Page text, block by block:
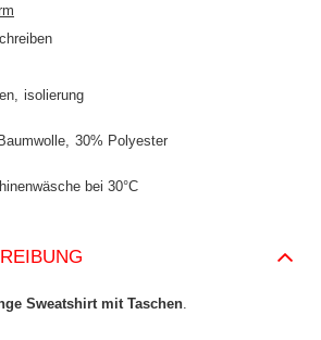
isolierung
30% Polyester
bei 30°C
Sweatshirt mit Taschen